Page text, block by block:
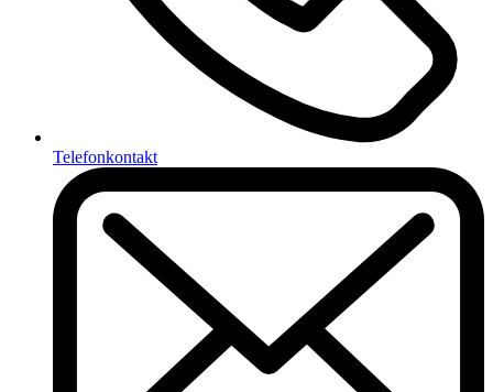
Telefonkontakt